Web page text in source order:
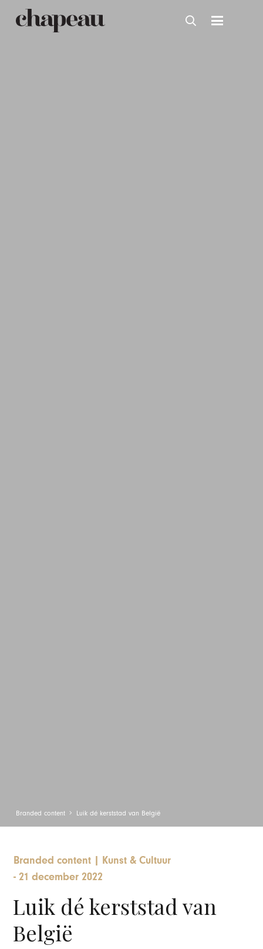
Branded content Luik dé kerststad van België
Branded content
Kunst & Cultuur
-21 december 2022
Luik dé kerststad van
België